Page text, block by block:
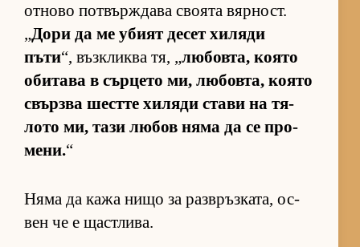
от­ново пот­вър­ж­дава сво­ята вяр­ност.
„Дори да ме убият де­сет хи­ляди
пъти“, въз­к­ликва тя, „лю­бов­та, ко­ято
оби­тава в сър­цето ми, лю­бов­та, ко­ято
свър­зва шестте хи­ляди стави на тя­
лото ми, тази лю­бов няма да се про­
ме­ни.“
Няма да кажа нищо за раз­в­ръз­ка­та, ос­
вен че е щас­т­ли­ва.